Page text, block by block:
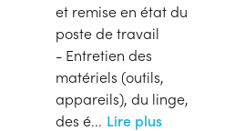
et remise en état du
poste de travail
- Entretien des
matériels (outils,
appareils), du linge,
des é... Lire plus